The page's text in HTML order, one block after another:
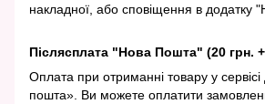
накладної, або сповіщення в додатку
Післясплата "Нова Пошта" (20 грн.
Оплата при отриманні товару у
пошта». Ви можете оплатити